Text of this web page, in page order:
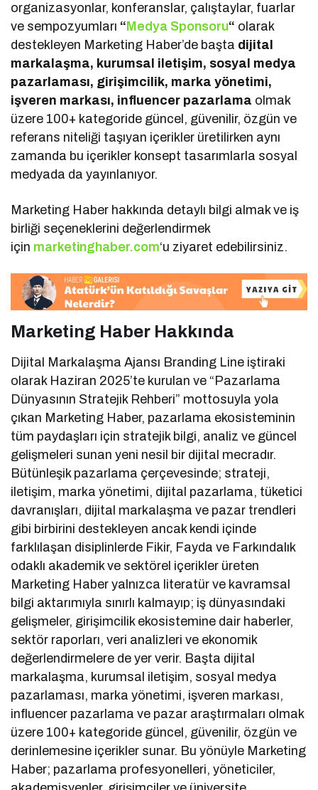
organizasyonlar, konferanslar, çalıştaylar, fuarlar
ve sempozyumları “ Medya Sponsoru“ olarak
destekleyen Marketing Haber’de başta dijital
markalaşma, kurumsal iletişim, sosyal medya
pazarlaması, girişimcilik, marka yönetimi,
işveren markası, influencer pazarlama olmak
üzere 100+ kategoride güncel, güvenilir, özgün ve
referans niteliği taşıyan içerikler üretilirken aynı
zamanda bu içerikler konsept tasarımlarla sosyal
medyada da yayınlanıyor.
Marketing Haber hakkında detaylı bilgi almak ve iş
birliği seçeneklerini değerlendirmek
için marketinghaber.com‘u ziyaret edebilirsiniz.
Marketing Haber Hakkında
Dijital Markalaşma Ajansı Branding Line iştiraki
olarak Haziran 2025’te kurulan ve “Pazarlama
Dünyasının Stratejik Rehberi” mottosuyla yola
çıkan Marketing Haber, pazarlama ekosisteminin
tüm paydaşları için stratejik bilgi, analiz ve güncel
gelişmeleri sunan yeni nesil bir dijital mecradır.
Bütünleşik pazarlama çerçevesinde; strateji,
iletişim, marka yönetimi, dijital pazarlama, tüketici
davranışları, dijital markalaşma ve pazar trendleri
gibi birbirini destekleyen ancak kendi içinde
farklılaşan disiplinlerde Fikir, Fayda ve Farkındalık
odaklı akademik ve sektörel içerikler üreten
Marketing Haber yalnızca literatür ve kavramsal
bilgi aktarımıyla sınırlı kalmayıp; iş dünyasındaki
gelişmeler, girişimcilik ekosistemine dair haberler,
sektör raporları, veri analizleri ve ekonomik
değerlendirmelere de yer verir. Başta dijital
markalaşma, kurumsal iletişim, sosyal medya
pazarlaması, marka yönetimi, işveren markası,
influencer pazarlama ve pazar araştırmaları olmak
üzere 100+ kategoride güncel, güvenilir, özgün ve
derinlemesine içerikler sunar. Bu yönüyle Marketing
Haber; pazarlama profesyonelleri, yöneticiler,